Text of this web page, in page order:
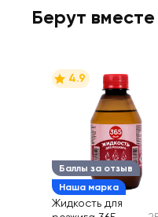
Берут вместе
Баллы за отзыв
Наша марка
4.9
Жидкость для